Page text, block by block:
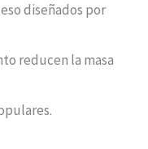
diseñados por
reducen la masa